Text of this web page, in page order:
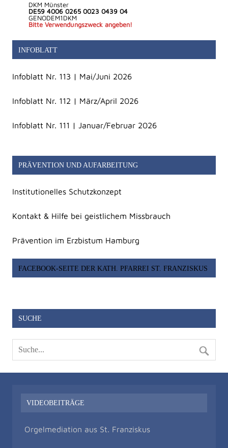
DKM Münster
DE59 4006 0265 0023 0439 04
GENODEM1DKM
Bitte Verwendungszweck angeben!
INFOBLATT
Infoblatt Nr. 113 | Mai/Juni 2026
Infoblatt Nr. 112 | März/April 2026
Infoblatt Nr. 111 | Januar/Februar 2026
PRÄVENTION UND AUFARBEITUNG
Institutionelles Schutzkonzept
Kontakt & Hilfe bei geistlichem Missbrauch
Prävention im Erzbistum Hamburg
FACEBOOK-SEITE DER KATH. PFARREI ST. FRANZISKUS
SUCHE
VIDEOBEITRÄGE
Orgelmediation aus St. Franziskus